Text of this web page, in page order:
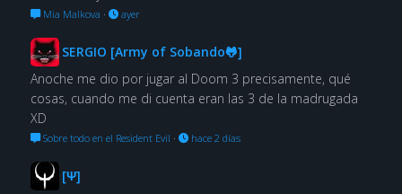
Mia Malkova · ayer
SERGIO [Army of Sobando🐸]
Anoche me dio por jugar al Doom 3 precisamente, qué
cosas, cuando me di cuenta eran las 3 de la madrugada
XD
Sobre todo en el Resident Evil · hace 2 días
[Ψ]